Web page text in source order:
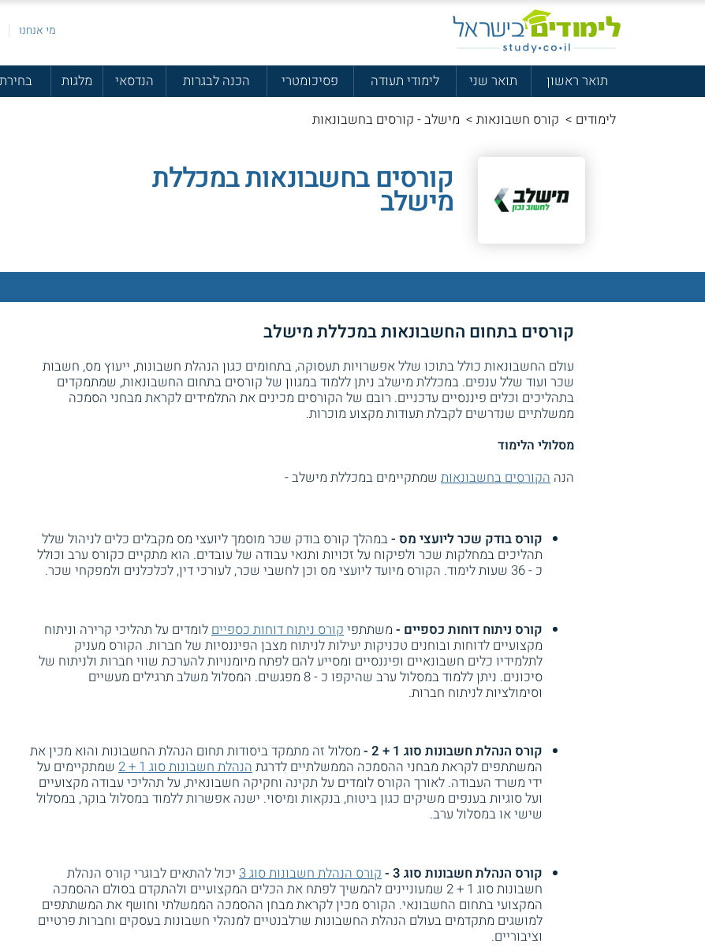
מי אנחנו
תואר ראשון תואר שני לימודי תעודה פסיכומטרי הכנה לבגרות הנדסאי מלגות
לימודים > קורס חשבונאות > מישלב - קורסים בחשבונאות
קורסים בחשבונאות במכללת
מישלב
קורסים בתחום החשבונאות במכללת מישלב
עולם החשבונאות כולל בתוכו שלל אפשרויות תעסוקה, בתחומים כגון הנהלת חשבונות, ייעוץ מס, חשבות
שכר ועוד שלל ענפים. במכללת מישלב ניתן ללמוד במגוון של קורסים בתחום החשבונאות, שמתמקדים
בתהליכים וכלים פיננסיים עדכניים. רובם של הקורסים מכינים את התלמידים לקראת מבחני הסמכה
ממשלתיים שנדרשים לקבלת תעודות מקצוע מוכרות.
מסלולי הלימוד
הנה הקורסים בחשבונאות שמתקיימים במכללת מישלב -
קורס בודק שכר ליועצי מס -במהלך קורס בודק שכר מוסמך ליועצי מס מקבלים כלים לניהול שלל
תהליכים במחלקות שכר ולפיקוח על זכויות ותנאי עבודה של עובדים. הוא מתקיים כקורס ערב וכולל
כ - 36 שעות לימוד. הקורס מיועד ליועצי מס וכן לחשבי שכר, לעורכי דין, לכלכלנים ולמפקחי שכר.
קורס ניתוח דוחות כספיים - משתתפי קורס ניתוח דוחות כספיים לומדים על תהליכי קרירה וניתוח
מקצועיים לדוחות ובוחנים טכניקות יעילות לניתוח מצבן הפיננסיות של חברות. הקורס מעניק
לתלמידיו כלים חשבונאיים ופיננסיים ומסייע להם לפתח מיומנויות להערכת שווי חברות ולניתוח של
סיכונים. ניתן ללמוד במסלול ערב שהיקפו כ - 8 מפגשים. המסלול משלב תרגילים מעשיים
וסימולציות לניתוח חברות.
קורס הנהלת חשבונות סוג 1 + 2 -
מסלול זה מתמקד ביסודות תחום הנהלת החשבונות והוא מכין את
המשתתפים לקראת מבחני ההסמכה הממשלתיים לדרגתהנהלת חשבונות סוג 1 + 2
שמתקיימים על
ידי משרד העבודה. לאורך הקורס לומדים על תקינה וחקיקה חשבונאית, על תהליכי עבודה מקצועיים
ועל סוגיות בענפים משיקים כגון ביטוח, בנקאות ומיסוי. ישנה אפשרות ללמוד במסלול בוקר, במסלול
שישי או במסלול ערב.
קורס הנהלת חשבונות סוג 3 - קורס הנהלת חשבונות סוג 3
יכול להתאים לבוגרי קורס הנהלת
חשבונות סוג 1 + 2 שמעוניינים להמשיך לפתח את הכלים המקצועיים ולהתקדם בסולם ההסמכה
המקצועי בתחום החשבונאי. הקורס מכין לקראת מבחן ההסמכה הממשלתי וחושף את המשתתפים
למושגים מתקדמים בעולם הנהלת החשבונות שרלבנטיים למנהלי חשבונות בעסקים וחברות פרטיים
וציבוריים.